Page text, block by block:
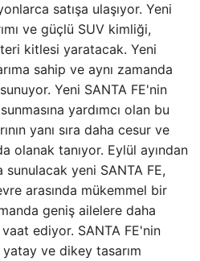
satışa ulaşıyor. Yeni
ve güçlü SUV kimliği,
kitlesi yaratacak. Yeni
sahip ve aynı zamanda
Yeni SANTA FE'nin
yardımcı olan bu
yanı sıra daha cesur ve
olanak tanıyor. Eylül ayından
yeni SANTA FE,
arasında mükemmel bir
geniş ailelere daha
ediyor. SANTA FE'nin
ve dikey tasarım